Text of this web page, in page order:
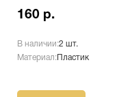
160 р.
В наличии:2 шт.
Материал: Пластик